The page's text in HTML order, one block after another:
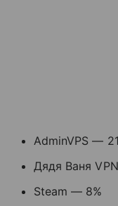
AdminVPS —
Дядя Ваня
Steam — 8%